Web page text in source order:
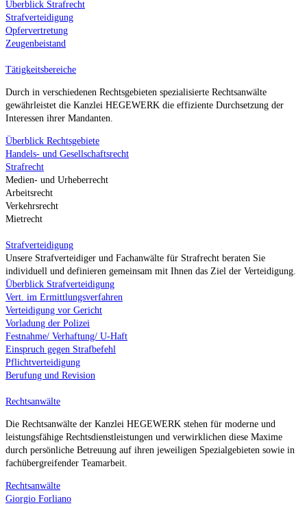
Überblick Strafrecht
Strafverteidigung
Opfervertretung
Zeugenbeistand
Tätigkeitsbereiche
Durch in verschiedenen Rechtsgebieten spezialisierte Rechtsanwälte
gewährleistet die Kanzlei HEGEWERK die effiziente Durchsetzung der
Interessen ihrer Mandanten.
Überblick Rechtsgebiete
Handels- und Gesellschaftsrecht
Strafrecht
Medien- und Urheberrecht
Arbeitsrecht
Verkehrsrecht
Mietrecht
Strafverteidigung
Unsere Strafverteidiger und Fachanwälte für Strafrecht beraten Sie
individuell und definieren gemeinsam mit Ihnen das Ziel der Verteidigung.
Überblick Strafverteidigung
Vert. im Ermittlungsverfahren
Verteidigung vor Gericht
Vorladung der Polizei
Festnahme/ Verhaftung/ U-Haft
Einspruch gegen Strafbefehl
Pflichtverteidigung
Berufung und Revision
Rechtsanwälte
Die Rechtsanwälte der Kanzlei HEGEWERK stehen für moderne und
leistungsfähige Rechtsdienstleistungen und verwirklichen diese Maxime
durch persönliche Betreuung auf ihren jeweiligen Spezialgebieten sowie in
fachübergreifender Teamarbeit.
Rechtsanwälte
Giorgio Forliano